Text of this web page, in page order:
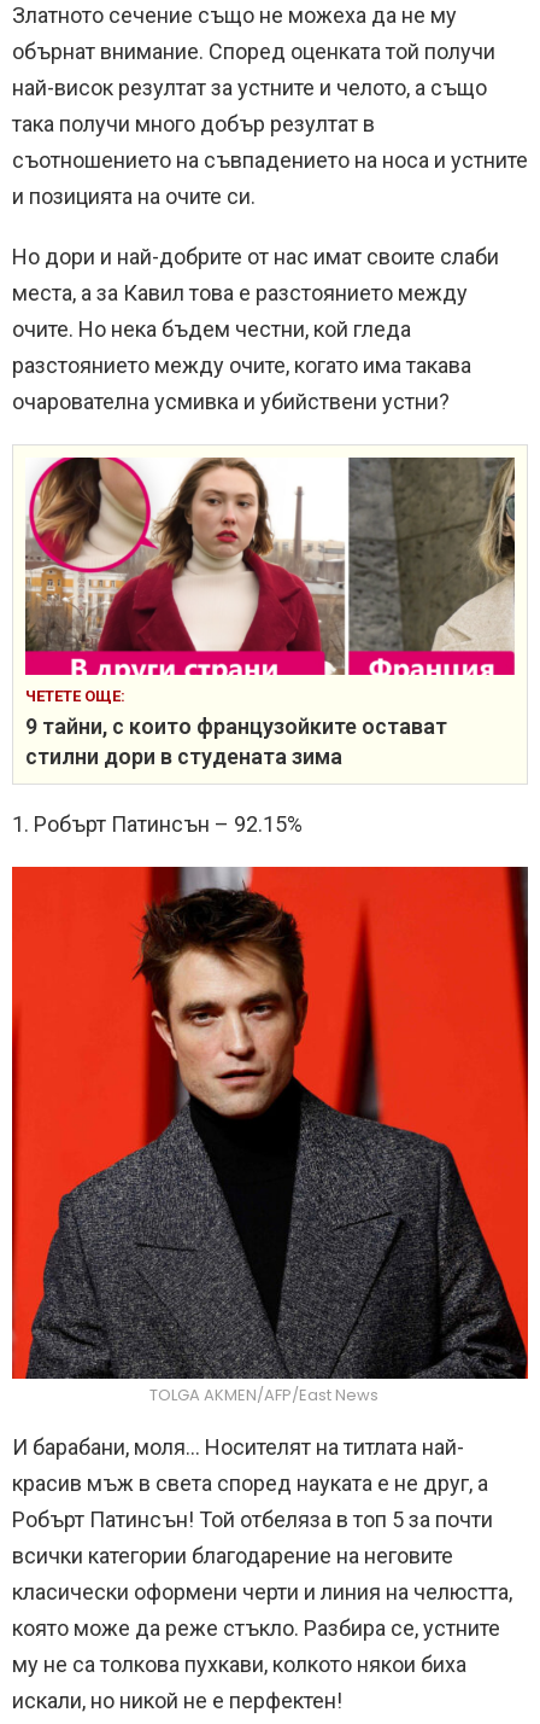
Златното сечение също не можеха да не му
обърнат внимание. Според оценката той получи
най-висок резултат за устните и челото, а също
така получи много добър резултат в
съотношението на съвпадението на носа и устните
и позицията на очите си.
Но дори и най-добрите от нас имат своите слаби
места, а за Кавил това е разстоянието между
очите. Но нека бъдем честни, кой гледа
разстоянието между очите, когато има такава
очарователна усмивка и убийствени устни?
ЧЕТЕТЕ ОЩЕ:
9 тайни, с които французойките остават
стилни дори в студената зима
1. Робърт Патинсън – 92.15%
TOLGA AKMEN/AFP/East News
И барабани, моля… Носителят на титлата най-
красив мъж в света според науката е не друг, а
Робърт Патинсън! Той отбеляза в топ 5 за почти
всички категории благодарение на неговите
класически оформени черти и линия на челюстта,
която може да реже стъкло. Разбира се, устните
му не са толкова пухкави, колкото някои биха
искали, но никой не е перфектен!